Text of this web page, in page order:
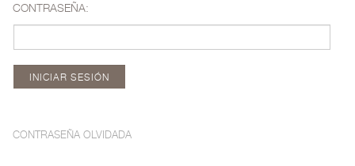
CONTRASEÑA:
CONTRASEÑA OLVIDADA